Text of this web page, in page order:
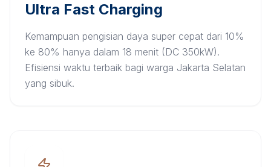
Ultra Fast Charging
Kemampuan pengisian daya super cepat dari 10%
ke 80% hanya dalam 18 menit (DC 350kW).
Efisiensi waktu terbaik bagi warga Jakarta Selatan
yang sibuk.